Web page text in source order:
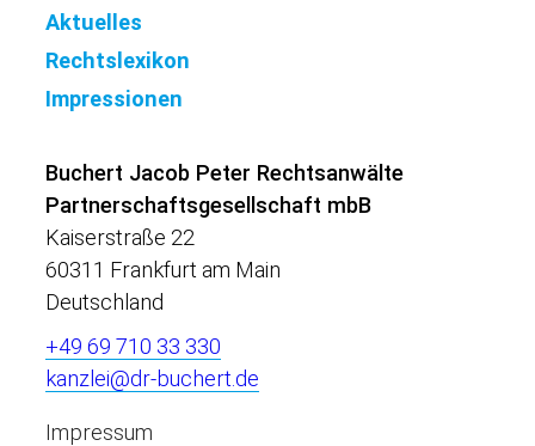
Aktuelles
Rechtslexikon
Impressionen
Buchert Jacob Peter Rechtsanwälte
Partnerschaftsgesellschaft mbB
Kaiserstraße 22
60311 Frankfurt am Main
Deutschland
+49 69 710 33 330
kanzlei@dr-buchert.de
Impressum